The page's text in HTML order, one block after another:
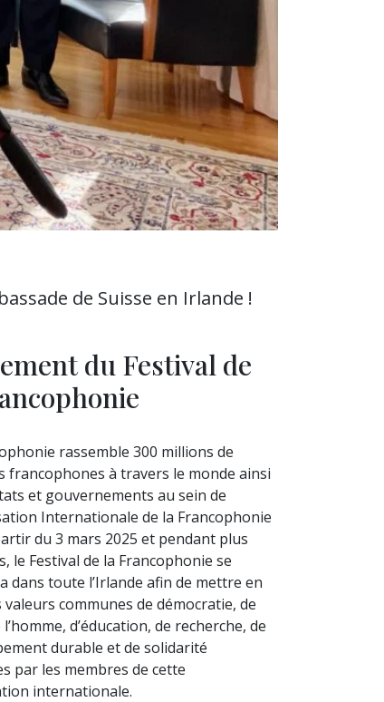
de Suisse en Irlande !
du Festival de
rassemble 300 millions de
francophones à travers le monde ainsi
et gouvernements au sein de
Internationale de la Francophonie
du 3 mars 2025 et pendant plus
le Festival de la Francophonie se
dans toute l’Irlande afin de mettre en
valeurs communes de démocratie, de
d’éducation, de recherche, de
durable et de solidarité
par les membres de cette
internationale.